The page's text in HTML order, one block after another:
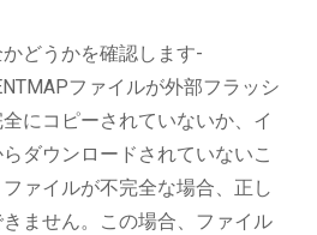
どうかを確認します-
ファイルが外部フラッシ
にコピーされていないか、イ
ダウンロードされていないこ
ァイルが不完全な場合、正し
きません。この場合、ファイル